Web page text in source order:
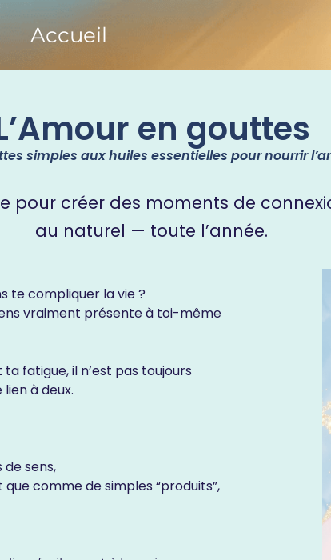
Accueil
en gouttes
simples aux huiles essentielles pour nourrir
pour créer des moments de
au naturel — toute l’année.
te compliquer la vie ?
vraiment présente à toi-même
fatigue, il n’est pas toujours
à deux.
sens,
comme de simples “produits”,